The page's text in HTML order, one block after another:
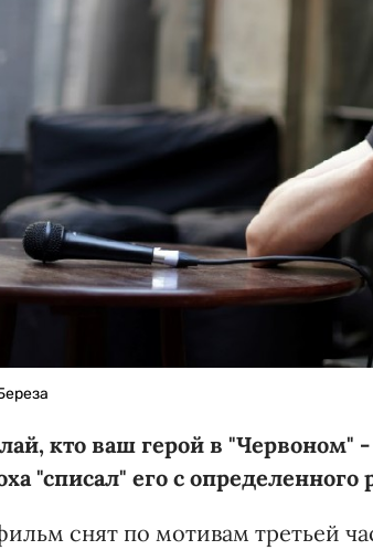
кто ваш герой в
"списал" его с определенного
снят по мотивам третьей